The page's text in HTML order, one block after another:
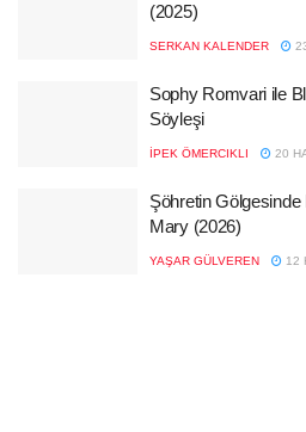
(2025)
SERKAN KALENDER
Sophy Romvari ile
Söyleşi
İPEK ÖMERCIKLI 20
Şöhretin Gölgesinde
Mary (2026)
YAŞAR GÜLVEREN 12